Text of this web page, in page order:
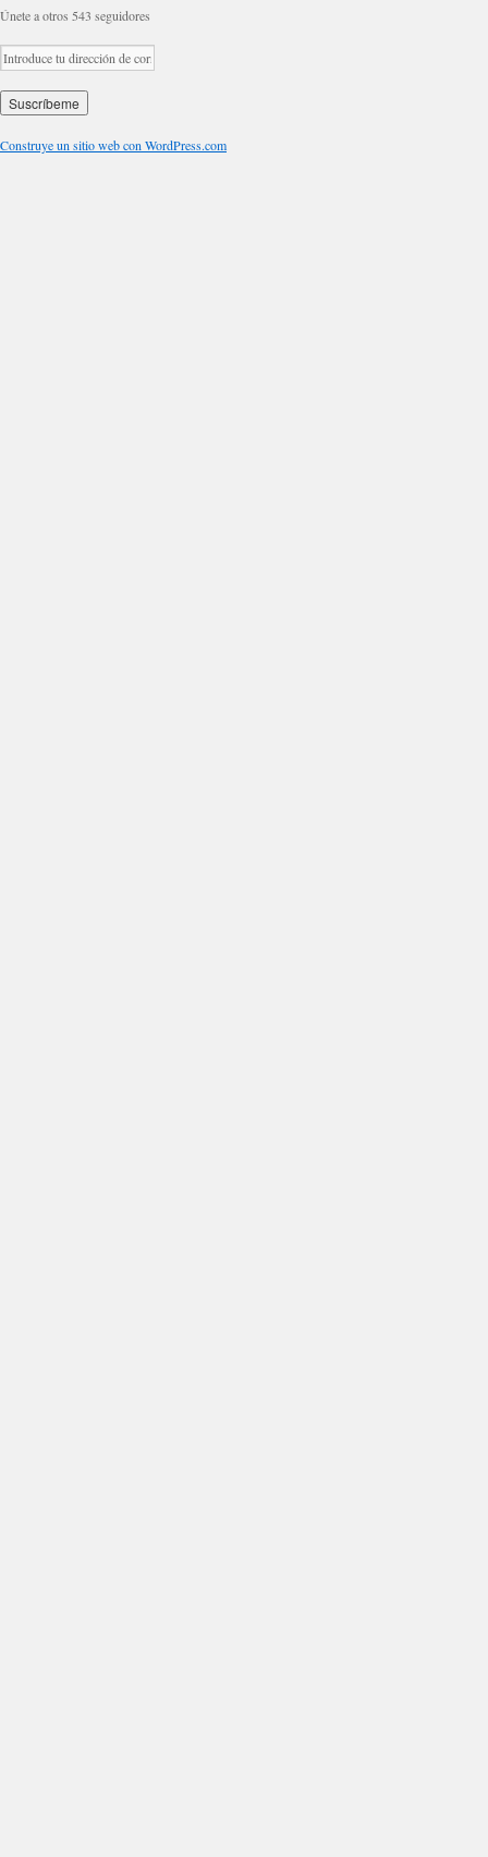
Únete a otros 543 seguidores
Construye un sitio web con WordPress.com